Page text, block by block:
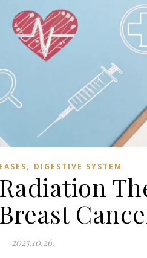
, DIGESTIVE SYSTEM
2025.10.26.